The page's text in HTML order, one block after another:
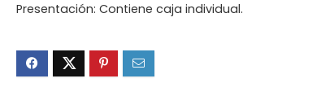
Presentación: Contiene caja individual.